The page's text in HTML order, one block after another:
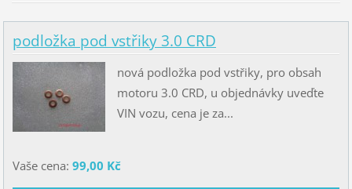
podložka pod vstřiky 3.0 CRD
nová podložka pod vstřiky, pro obsah
motoru 3.0 CRD, u objednávky uveďte
VIN vozu, cena je za...
Vaše cena: 99,00 Kč